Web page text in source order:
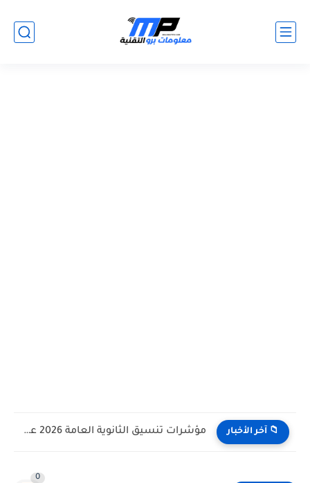
📁 آخر الأخبار مؤشرات تنسيق الثانوية العامة 2026 علمي علوم وعلمي رياضة وادبي
0